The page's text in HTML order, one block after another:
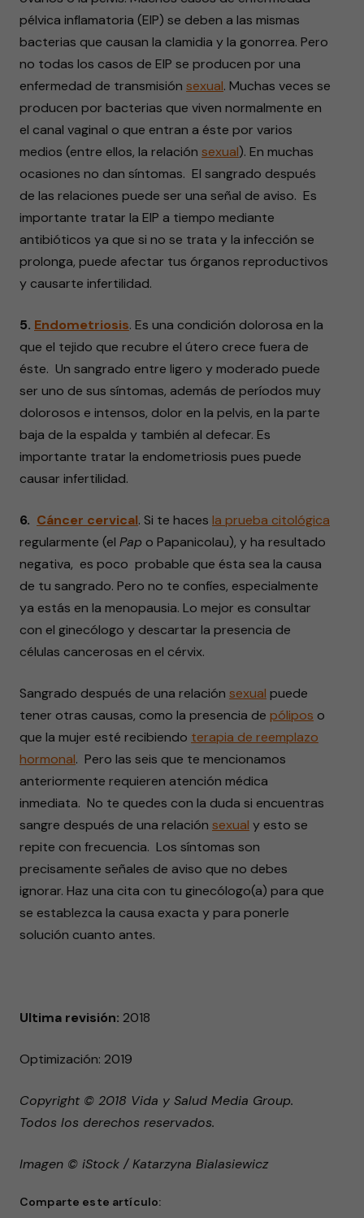
pélvica inflamatoria (EIP) se deben a las mismas
bacterias que causan la clamidia y la gonorrea. Pero
no todas los casos de EIP se producen por una
enfermedad de transmisión sexual. Muchas veces se
producen por bacterias que viven normalmente en
el canal vaginal o que entran a éste por varios
medios (entre ellos, la relación sexual). En muchas
ocasiones no dan síntomas. El sangrado después
de las relaciones puede ser una señal de aviso. Es
importante tratar la EIP a tiempo mediante
antibióticos ya que si no se trata y la infección se
prolonga, puede afectar tus órganos reproductivos
y causarte infertilidad.
5. Endometriosis. Es una condición dolorosa en la
que el tejido que recubre el útero crece fuera de
éste. Un sangrado entre ligero y moderado puede
ser uno de sus síntomas, además de períodos muy
dolorosos e intensos, dolor en la pelvis, en la parte
baja de la espalda y también al defecar. Es
importante tratar la endometriosis pues puede
causar infertilidad.
6. Cáncer cervical. Si te haces la prueba citológica
regularmente (el Pap o Papanicolau), y ha resultado
negativa, es poco probable que ésta sea la causa
de tu sangrado. Pero no te confíes, especialmente
ya estás en la menopausia. Lo mejor es consultar
con el ginecólogo y descartar la presencia de
células cancerosas en el cérvix.
Sangrado después de una relación sexual puede
tener otras causas, como la presencia de pólipos o
que la mujer esté recibiendo terapia de reemplazo
hormonal. Pero las seis que te mencionamos
anteriormente requieren atención médica
inmediata. No te quedes con la duda si encuentras
sangre después de una relación sexual y esto se
repite con frecuencia. Los síntomas son
precisamente señales de aviso que no debes
ignorar. Haz una cita con tu ginecólogo(a) para que
se establezca la causa exacta y para ponerle
solución cuanto antes.
Ultima revisión: 2018
Optimización: 2019
Copyright © 2018 Vida y Salud Media Group.
Todos los derechos reservados.
Imagen © iStock / Katarzyna Bialasiewicz
Comparte este artículo: